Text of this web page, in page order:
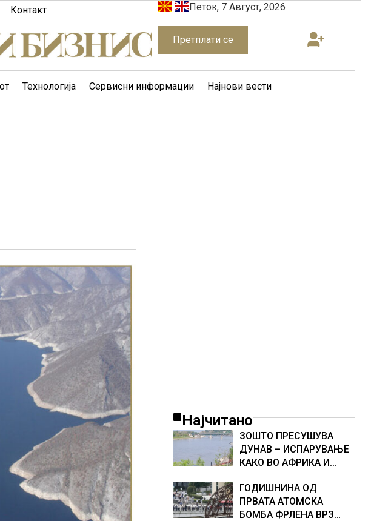
Контакт Петок, 7 Август, 2026
Претплати се
Технологија Сервисни информации Најнови вести
Најчитано
ЗОШТО ПРЕСУШУВА
ДУНАВ – ИСПАРУВАЊЕ
КАКО ВО АФРИКА И
ВОДА, објаснување на
хидрогеолог од Србија
ГОДИШНИНА ОД
ПРВАТА АТОМСКА
БОМБА ФРЛЕНА ВРЗ